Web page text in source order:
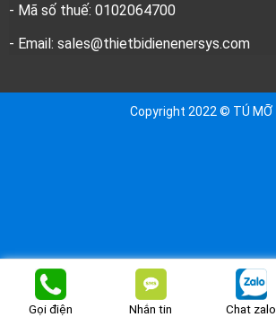
- Mã số thuế: 0102064700
- Email: sales@thietbidienenersys.com
Copyright 2022 © TÚ MỠ
Gọi điện Nhắn tin Chat zalo